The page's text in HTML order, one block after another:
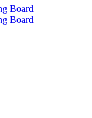
Board
Board